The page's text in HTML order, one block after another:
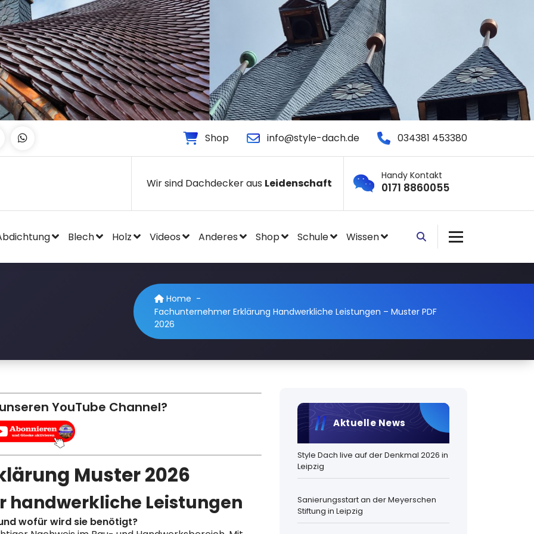
Shop info@style-dach.de 034381 453380
Wir sind Dachdecker aus Leidenschaft
Handy Kontakt
0171 8860055
Blech Holz Videos Anderes Shop Schule Wissen
Home -
Fachunternehmer Erklärung Handwerkliche Leistungen – Muster PDF
2026
YouTube Channel?
Muster 2026
handwerkliche Leistungen
wofür wird sie benötigt?
Aktuelle News
Style Dach live auf der Denkmal 2026 in
Leipzig
Sanierungsstart an der Meyerschen
Stiftung in Leipzig